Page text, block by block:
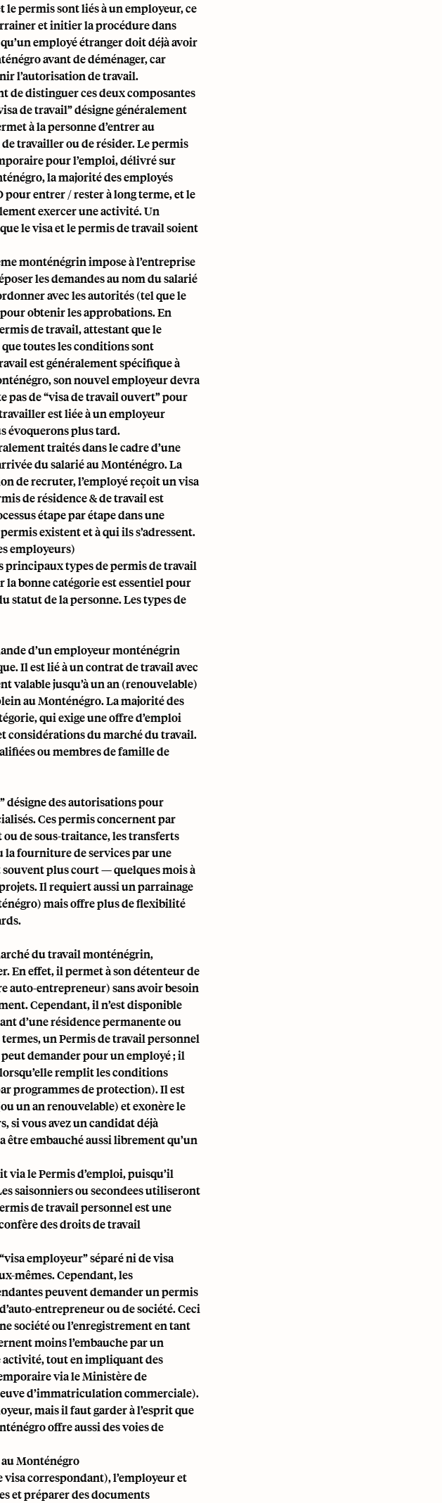
permis sont liés à un employeur, ce
et initier la procédure dans
employé étranger doit déjà avoir
avant de déménager, car
l’autorisation de travail.
de distinguer ces deux composantes
de travail” désigne généralement
à la personne d’entrer au
travailler ou de résider. Le permis
pour l’emploi, délivré sur
la majorité des employés
pour entrer / rester à long terme, et le
exercer une activité. Un
le visa et le permis de travail soient
monténégrin impose à l’entreprise
les demandes au nom du salarié
avec les autorités (tel que le
obtenir les approbations. En
de travail, attestant que le
toutes les conditions sont
est généralement spécifique à
son nouvel employeur devra
pas de “visa de travail ouvert” pour
est liée à un employeur
évoquerons plus tard.
traités dans le cadre d’une
du salarié au Monténégro. La
de recruter, l’employé reçoit un visa
de résidence & de travail est
étape par étape dans une
existent et à qui ils s’adressent.
employeurs)
principaux types de permis de travail
bonne catégorie est essentiel pour
statut de la personne. Les types de
d’un employeur monténégrin
Il est lié à un contrat de travail avec
valable jusqu’à un an (renouvelable)
au Monténégro. La majorité des
qui exige une offre d’emploi
considérations du marché du travail.
ou membres de famille de
désigne des autorisations pour
Ces permis concernent par
de sous-traitance, les transferts
fourniture de services par une
souvent plus court — quelques mois à
Il requiert aussi un parrainage
mais offre plus de flexibilité
du travail monténégrin,
En effet, il permet à son détenteur de
auto-entrepreneur) sans avoir besoin
Cependant, il n’est disponible
d’une résidence permanente ou
termes, un Permis de travail personnel
peut demander pour un employé ; il
remplit les conditions
programmes de protection). Il est
un an renouvelable) et exonère le
si vous avez un candidat déjà
embauché aussi librement qu’un
le Permis d’emploi, puisqu’il
saisonniers ou secondees utiliseront
de travail personnel est une
des droits de travail
employeur” séparé ni de visa
mêmes. Cependant, les
peuvent demander un permis
entrepreneur ou de société. Ceci
société ou l’enregistrement en tant
moins l’embauche par un
activité, tout en impliquant des
via le Ministère de
d’immatriculation commerciale).
mais il faut garder à l’esprit que
offre aussi des voies de
Monténégro
correspondant), l’employeur et
et préparer des documents